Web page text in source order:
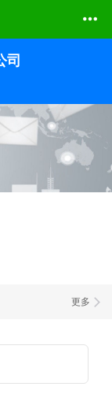
司
更多